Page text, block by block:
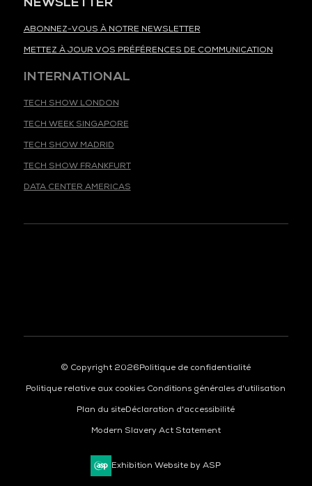
ABONNEZ-VOUS À NOTRE NEWSLETTER
METTEZ À JOUR VOS PRÉFÉRENCES DE COMMUNICATION
© Copyright 2026Politique de confidentialité
Politique relative aux cookies Conditions générales d'utilisation
Plan du siteDéclaration d'accessibilité
Modern Slavery Act Statement
Exhibition Website by ASP